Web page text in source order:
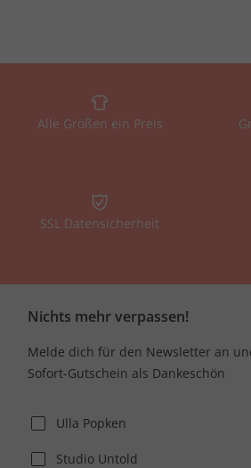
Alle Größen ein Preis
SSL Datensicherheit
Nichts mehr verpassen!
Melde dich für den Newsletter an
Sofort-Gutschein als Dankeschön
Ulla Popken
Studio Untold